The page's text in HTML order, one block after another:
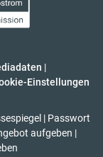
|
Einstellungen
| Passwort
aufgeben |